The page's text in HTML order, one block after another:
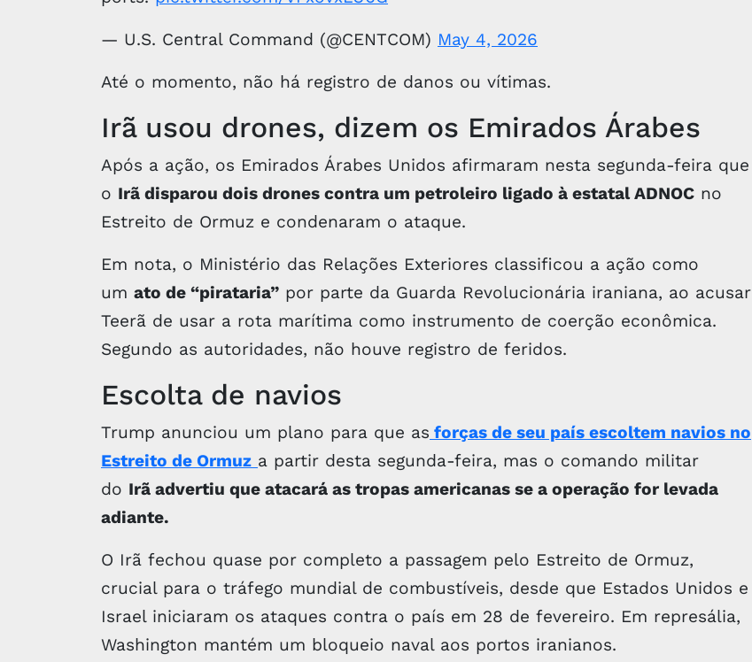
— U.S. Central Command (@CENTCOM) May 4, 2026
Até o momento, não há registro de danos ou vítimas.
Irã usou drones, dizem os Emirados Árabes
Após a ação, os Emirados Árabes Unidos afirmaram nesta segunda-feira que
o Irã disparou dois drones contra um petroleiro ligado à estatal ADNOC no
Estreito de Ormuz e condenaram o ataque.
Em nota, o Ministério das Relações Exteriores classificou a ação como
um ato de “pirataria” por parte da Guarda Revolucionária iraniana, ao acusar
Teerã de usar a rota marítima como instrumento de coerção econômica.
Segundo as autoridades, não houve registro de feridos.
Escolta de navios
Trump anunciou um plano para que as forças de seu país escoltem navios no
Estreito de Ormuz a partir desta segunda-feira, mas o comando militar
do Irã advertiu que atacará as tropas americanas se a operação for levada
adiante.
O Irã fechou quase por completo a passagem pelo Estreito de Ormuz,
crucial para o tráfego mundial de combustíveis, desde que Estados Unidos e
Israel iniciaram os ataques contra o país em 28 de fevereiro. Em represália,
Washington mantém um bloqueio naval aos portos iranianos.